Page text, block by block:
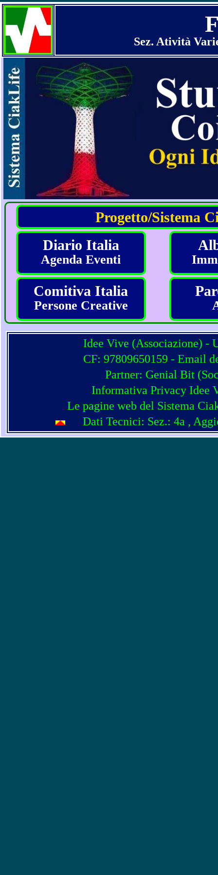
Sez. Atività
Progetto/Sistema
Diario Italia
Agenda Eventi
Comitiva Italia
Persone Creative
Idee Vive (Associazione) -
CF: 97809650159 - Email
Partner: Genial Bit (
Informativa Privacy Idee
Le pagine web del Sistema
Dati Tecnici: Sez.: 4a ,